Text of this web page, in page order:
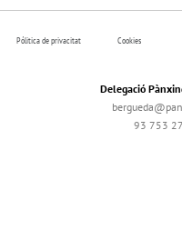
Pólitica de privacitat Cookies
Delegació
93 753